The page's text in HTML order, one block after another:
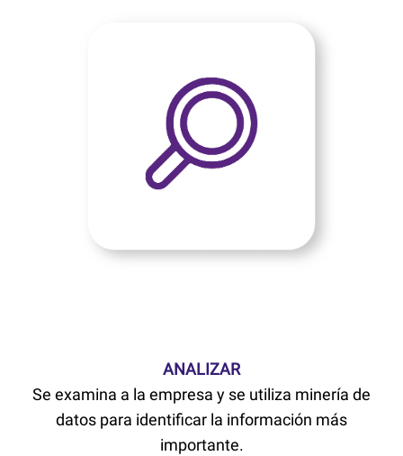
ANALIZAR
Se examina a la empresa y se utiliza minería de
datos para identificar la información más
importante.